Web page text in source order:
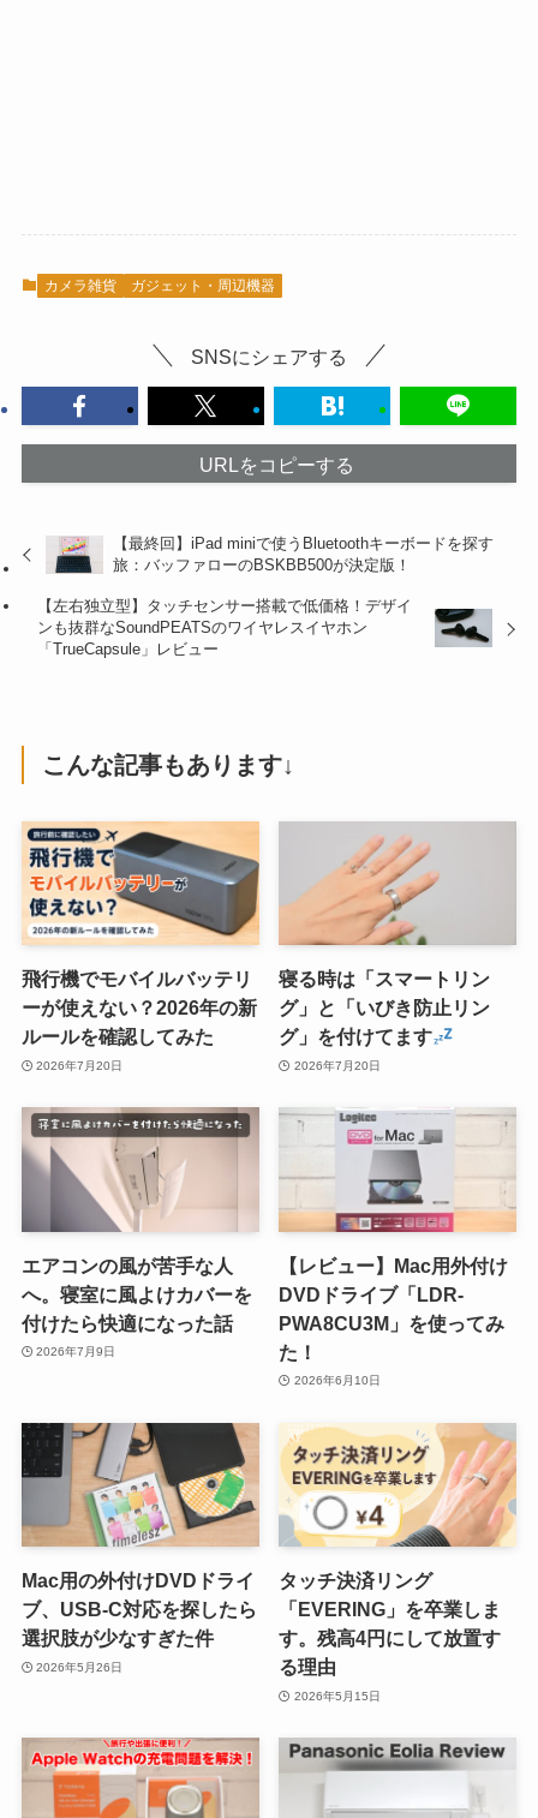
カメラ雑貨 ガジェット・周辺機器
SNSにシェアする
URLをコピーする
【最終回】iPad miniで使うBluetoothキーボードを探す
旅：バッファローのBSKBB500が決定版！
【左右独立型】タッチセンサー搭載で低価格！デザイ
ンも抜群なSoundPEATSのワイヤレスイヤホン
「TrueCapsule」レビュー
こんな記事もあります↓
飛行機でモバイルバッテリ
ーが使えない？2026年の新
ルールを確認してみた
2026年7月20日
寝る時は「スマートリン
グ」と「いびき防止リン
グ」を付けてます
2026年7月20日
エアコンの風が苦手な人
へ。寝室に風よけカバーを
付けたら快適になった話
2026年7月9日
【レビュー】Mac用外付け
DVDドライブ「LDR-
PWA8CU3M」を使ってみ
た！
2026年6月10日
Mac用の外付けDVDドライ
ブ、USB-C対応を探したら
選択肢が少なすぎた件
2026年5月26日
タッチ決済リング
「EVERING」を卒業しま
す。残高4円にして放置す
る理由
2026年5月15日